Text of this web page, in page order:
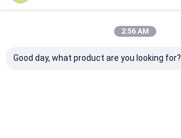
2:56 AM
Good day, what product are you looking for?